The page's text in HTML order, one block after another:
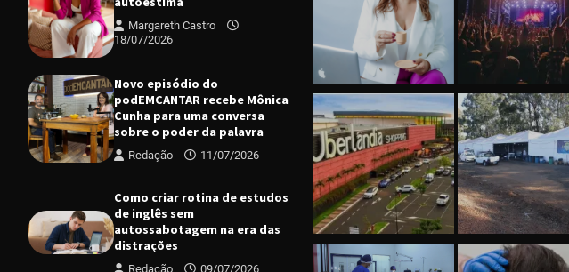
Margareth Castro
18/07/2026
Novo episódio do
podEMCANTAR recebe Mônica
Cunha para uma conversa
sobre o poder da palavra
Redação 11/07/2026
Como criar rotina de estudos
de inglês sem
autossabotagem na era das
distrações
Redação 09/07/2026
CIDADES DESTAQUE
Bazar Solidário do Grupo Luta Pela Vida
tem nova edição no dia 13 de agosto
Margareth Castro 06/08/2026